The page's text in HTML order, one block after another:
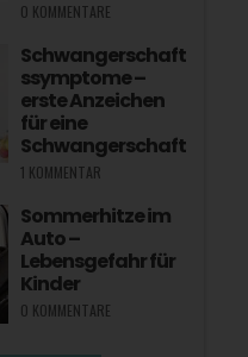
0 KOMMENTARE
Schwangerschaft
ssymptome –
erste Anzeichen
für eine
Schwangerschaft
1 KOMMENTAR
Sommerhitze im
Auto –
Lebensgefahr für
Kinder
0 KOMMENTARE